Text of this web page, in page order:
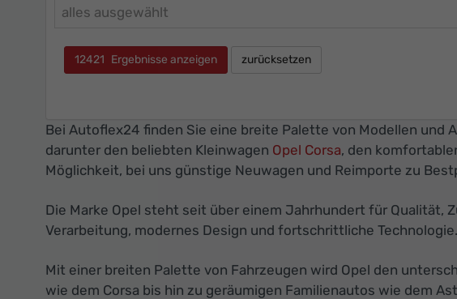
alles ausgewählt
12421 Ergebnisse anzeigen zurücksetzen
Bei Autoflex24 finden Sie eine breite Palette von Modellen
darunter den beliebten Kleinwagen Opel Corsa, den
Möglichkeit, bei uns günstige Neuwagen und Reimporte zu
Die Marke Opel steht seit über einem Jahrhundert für Qualität,
Verarbeitung, modernes Design und fortschrittliche Technologie.
Mit einer breiten Palette von Fahrzeugen wird Opel den
wie dem Corsa bis hin zu geräumigen Familienautos wie dem